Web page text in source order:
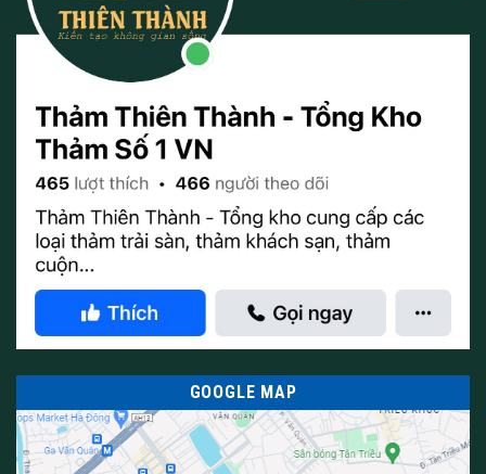
bền cao hơn với những tấm thảm ghép hoặc thảm lông cừu.
Bên cạnh đó thảm cuộn còn có khả năng bị chống sờn, bung
sợi thảm vì thế chúng ta cần phải cẩn thận khi lựa chọn thảm.
Ngoài ra, thảm cuộn còn có mẫu mã, hoa văn đa dạng thích hợp
với từng không gian văn phòng
THẢM THIÊN THÀNH– có sẵn mẫu thảm tại Hà Nội mọi người
có nhu cầu mua hoặc muốn biết thêm nhiều thông tin hơn về
sản phẩm xin vui lòng liên hệ qua số điện thoại hoặc qua zalo
???? ??? ???.
0/5 (0 Reviews)
0/5(0 Reviews)
0/5(0 Reviews)
GOOGLE MAP